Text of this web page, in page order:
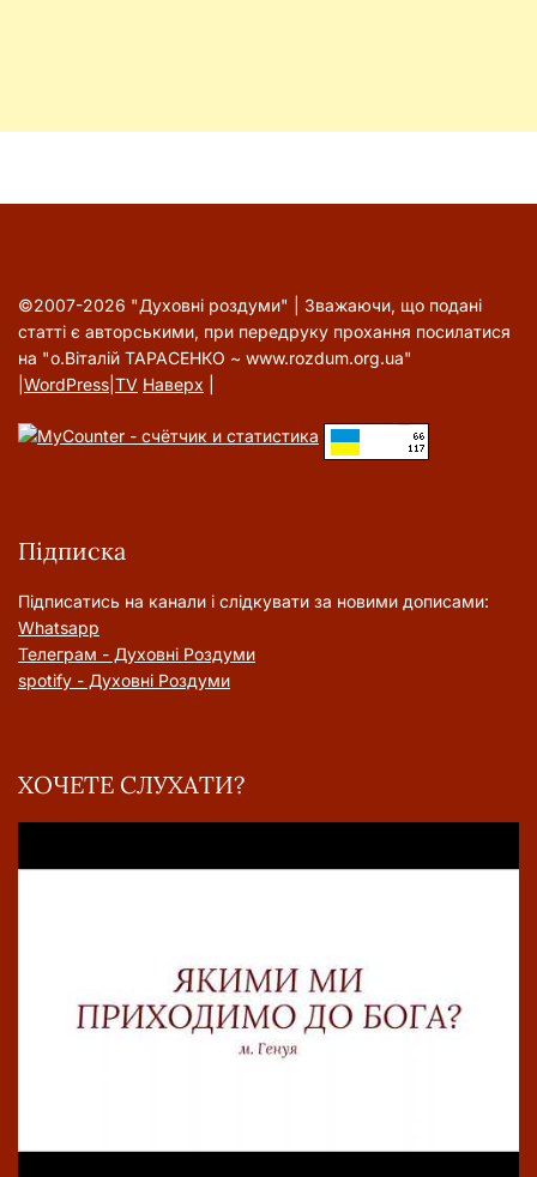
©2007-2026 "Духовні роздуми" | Зважаючи, що подані
статті є авторськими, при передруку прохання посилатися
на "о.Віталій ТАРАСЕНКО ~ www.rozdum.org.ua"
WordPress TV Наверх
Підписка
Підписатись на канали і слідкувати за новими дописами:
Whatsapp
Телеграм - Духовні Роздуми
spotify - Духовні Роздуми
ХОЧЕТЕ СЛУХАТИ?